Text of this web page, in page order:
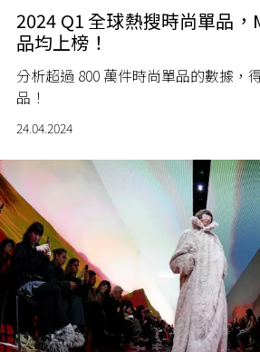
2024 Q1 全球熱搜時尚單品
品均上榜！
分析超過 800 萬件時尚單品的數據，
品！
24.04.2024